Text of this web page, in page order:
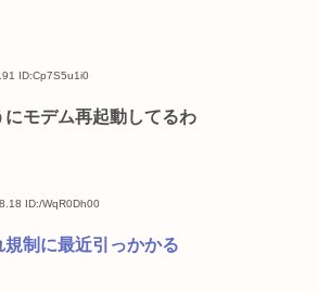
ID:Cp7S5u1i0
にモデム再起動してるわ
ID:/WqR0Dh00
規制に最近引っかかる